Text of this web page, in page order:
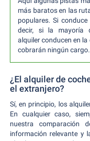
más baratos en las
populares. Si
decir, si la mayoría
alquiler conducen en
cobrarán ningún cargo.
¿El alquiler de
el extranjero?
Sí, en principio, los
En cualquier caso,
nuestra comparación
información relevante y